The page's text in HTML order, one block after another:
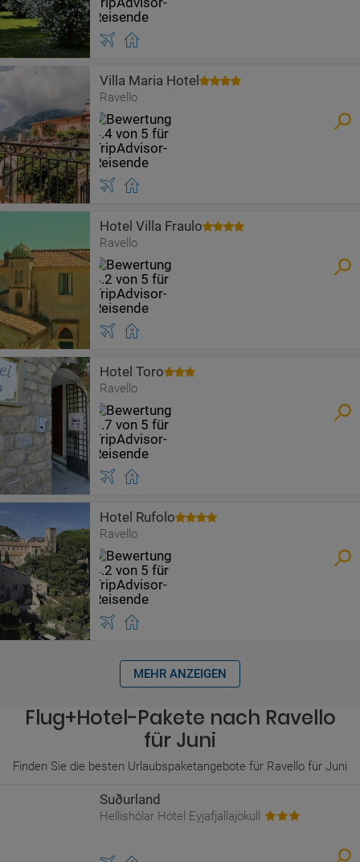
Villa Maria Hotel
Ravello
Hotel Villa Fraulo
Ravello
Hotel Toro
Ravello
Hotel Rufolo
Ravello
MEHR ANZEIGEN
Flug+Hotel-Pakete nach Ravello
für Juni
Finden Sie die besten Urlaubspaketangebote für Ravello für Juni
Suðurland
Hellishólar Hótel Eyjafjallajökull